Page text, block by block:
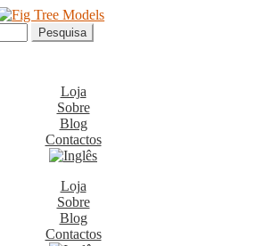
Pesquisa
Loja
Sobre
Blog
Contactos
Loja
Sobre
Blog
Contactos